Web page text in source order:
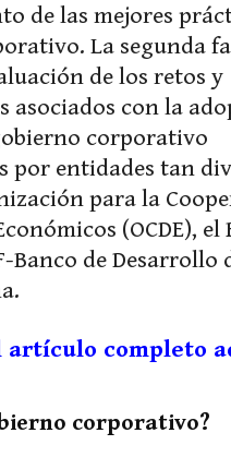
de las mejores
La segunda
de los retos y
asociados con la
corporativo
por entidades tan
para la
(OCDE), el
Banco de Desarrollo
artículo completo
corporativo?